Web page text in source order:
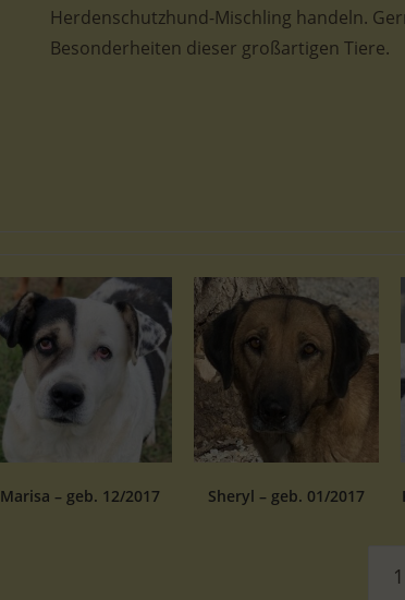
Herdenschutzhund-Mischling handeln.
Besonderheiten dieser großartigen Tiere.
Marisa – geb. 12/2017 Sheryl – geb. 01/2017
1